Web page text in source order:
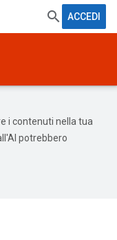
ACCEDI
i contenuti nella tua
potrebbero